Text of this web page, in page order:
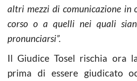
altri mezzi di comunicazione in
corso o a quelli nei quali
pronunciarsi”.
Il Giudice Tosel rischia ora
prima di essere giudicato